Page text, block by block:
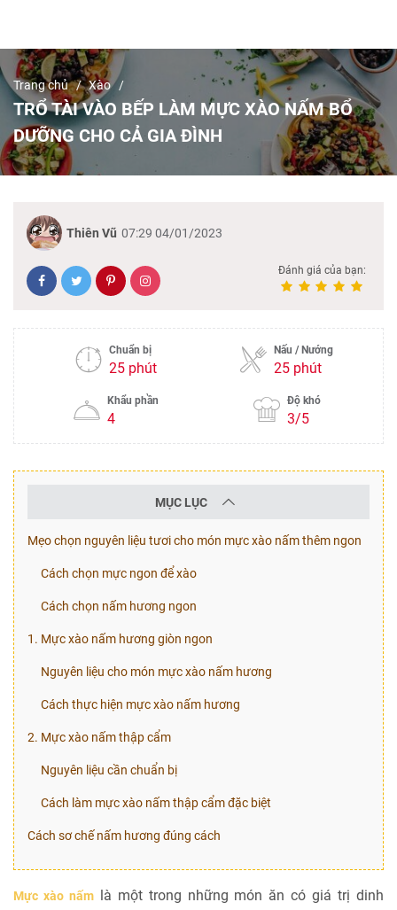
Trang chủ Xào
TRỔ TÀI VÀO BẾP LÀM MỰC XÀO NẤM BỔ
DƯỠNG CHO CẢ GIA ĐÌNH
Thiên Vũ 07:29 04/01/2023
Đánh giá của bạn:
Chuẩn bị
25 phút
Nấu / Nướng
25 phút
Khẩu phần
4
Độ khó
3/5
MỤC LỤC
Mẹo chọn nguyên liệu tươi cho món mực xào nấm thêm ngon
Cách chọn mực ngon để xào
Cách chọn nấm hương ngon
1. Mực xào nấm hương giòn ngon
Nguyên liệu cho món mực xào nấm hương
Cách thực hiện mực xào nấm hương
2. Mực xào nấm thập cẩm
Nguyên liệu cần chuẩn bị
Cách làm mực xào nấm thập cẩm đặc biệt
Cách sơ chế nấm hương đúng cách
Mực xào nấmlà một trong những món ăn có giá trị dinh